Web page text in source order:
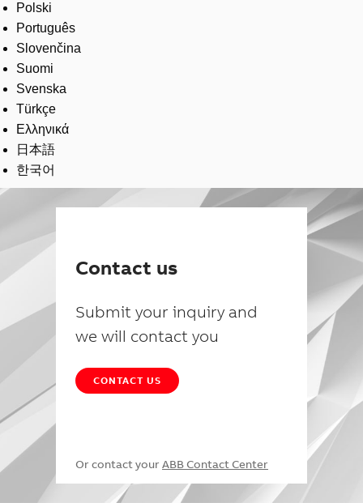
Polski
Português
Slovenčina
Suomi
Svenska
Türkçe
Ελληνικά
日本語
한국어
Contact us
Submit your inquiry and
we will contact you
CONTACT US
Or contact your ABB Contact Center